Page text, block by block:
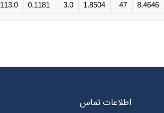
8.4646
47
1.8504
3.0
0.1181
113.0
اطلاعات تماس